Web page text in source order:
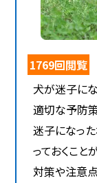
1769回閲覧
犬が迷子に
適切な予防
迷子になっ
っておくこと
対策や注意